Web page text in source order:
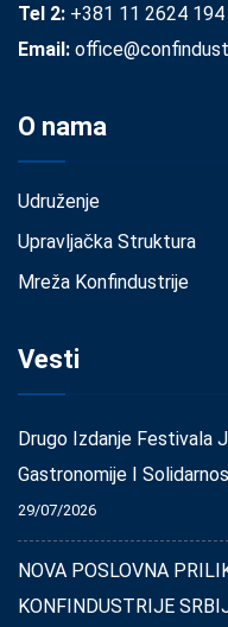
Tel 2: +381 11 2624 194
Email:
O nama
Udruženje
Upravljačka Struktura
Mreža Konfindustrije
Vesti
Drugo Izdanje Festivala
Gastronomije I
29/07/2026
NOVA POSLOVNA
KONFINDUSTRIJE